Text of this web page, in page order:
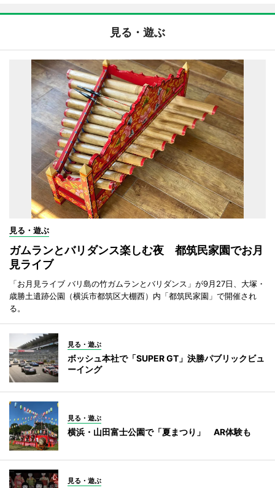
見る・遊ぶ
見る・遊ぶ
ガムランとバリダンス楽しむ夜 都筑民家園でお月
見ライブ
「お月見ライブ バリ島の竹ガムランとバリダンス」が9月27日、大塚・
歳勝土遺跡公園（横浜市都筑区大棚西）内「都筑民家園」で開催され
る。
見る・遊ぶ
ボッシュ本社で「SUPER GT」決勝パブリックビュ
ーイング
見る・遊ぶ
横浜・山田富士公園で「夏まつり」 AR体験も
見る・遊ぶ